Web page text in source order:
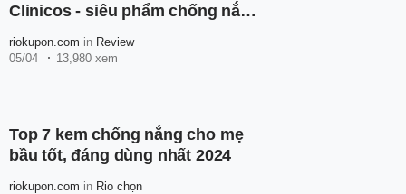
Clinicos - siêu phẩm chống nắng
riokupon.com in Review
05/04
13,980 xem
Top 7 kem chống nắng cho mẹ
bầu tốt, đáng dùng nhất 2024
riokupon.com in Rio chọn